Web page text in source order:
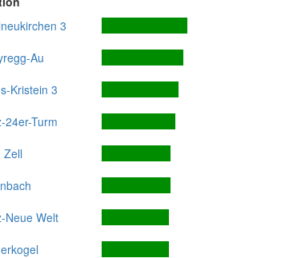
3
Au
Kristein 3
24er-Turm
Zell
Neue Welt